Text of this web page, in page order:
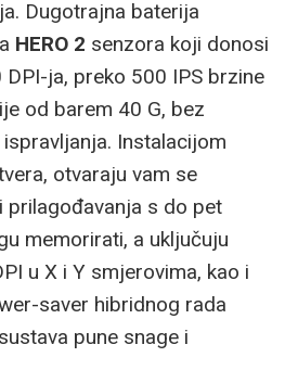
Dugotrajna baterija
HERO 2 senzora koji donosi
ja, preko 500 IPS brzine
od barem 40 G, bez
Instalacijom
otvaraju vam se
s do pet
memorirati, a uključuju
u X i Y smjerovima, kao i
saver hibridnog rada
pune snage i